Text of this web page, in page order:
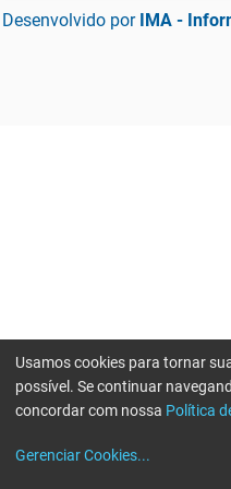
Desenvolvido por IMA -
Usamos cookies para tornar
possível. Se continuar
concordar com nossa Política
Gerenciar Cookies...
Erro ao enviar informações,